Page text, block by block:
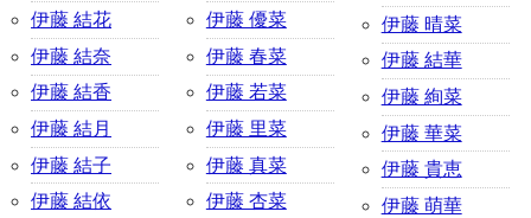
伊藤 結花
伊藤 結奈
伊藤 結香
伊藤 結月
伊藤 結子
伊藤 結依
伊藤 優菜
伊藤 春菜
伊藤 若菜
伊藤 里菜
伊藤 真菜
伊藤 杏菜
伊藤 晴菜
伊藤 結華
伊藤 絢菜
伊藤 華菜
伊藤 貴恵
伊藤 萌華